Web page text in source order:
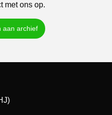
met ons op.
aan archief